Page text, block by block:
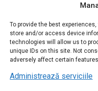
To provide the best
store and/or access device
technologies will allow us to
unique IDs on this site. Not
adversely affect certain
Administrează serviciile